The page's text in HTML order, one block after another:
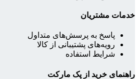
خدمات مشتریان
پاسخ به پرسش‌های متداول
رویه‌های پشتیبانی از کالا
شرایط استفاده
راهنمای خرید از پک مارکت